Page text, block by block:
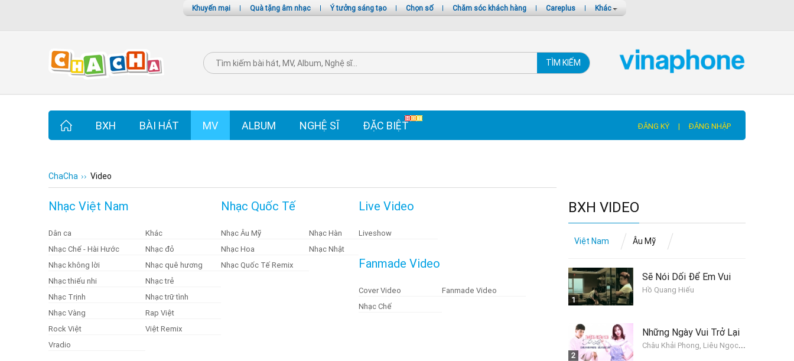
Khuyến mại | Quà tặng âm nhạc | Ý tưởng sáng tạo | Chọn số | Chăm sóc khách hàng | Careplus | Khác
TÌM KIẾM
BXH BÀI HÁT MV ALBUM NGHỆ SĨ ĐẶC BIỆT ĐĂNG KÝ | ĐĂNG NHẬP
ChaCha Video
Nhạc Việt Nam
Dân ca
Khác
Nhạc Chế - Hài Hước
Nhạc đỏ
Nhạc không lời
Nhạc quê hương
Nhạc thiếu nhi
Nhạc trẻ
Nhạc Trịnh
Nhạc trữ tình
Nhạc Vàng
Rap Việt
Rock Việt
Việt Remix
Vradio
Nhạc Quốc Tế
Nhạc Âu Mỹ
Nhạc Hàn
Nhạc Hoa
Nhạc Nhật
Nhạc Quốc Tế Remix
Live Video
Liveshow
Fanmade Video
Cover Video
Fanmade Video
Nhạc Chế
BXH VIDEO
Việt Nam Âu Mỹ
1
Sẽ Nói Dối Để Em Vui
Hồ Quang Hiếu
2
Những Ngày Vui Trở Lại
C
hâu Khải Phong, Liêu Ngọc Lan